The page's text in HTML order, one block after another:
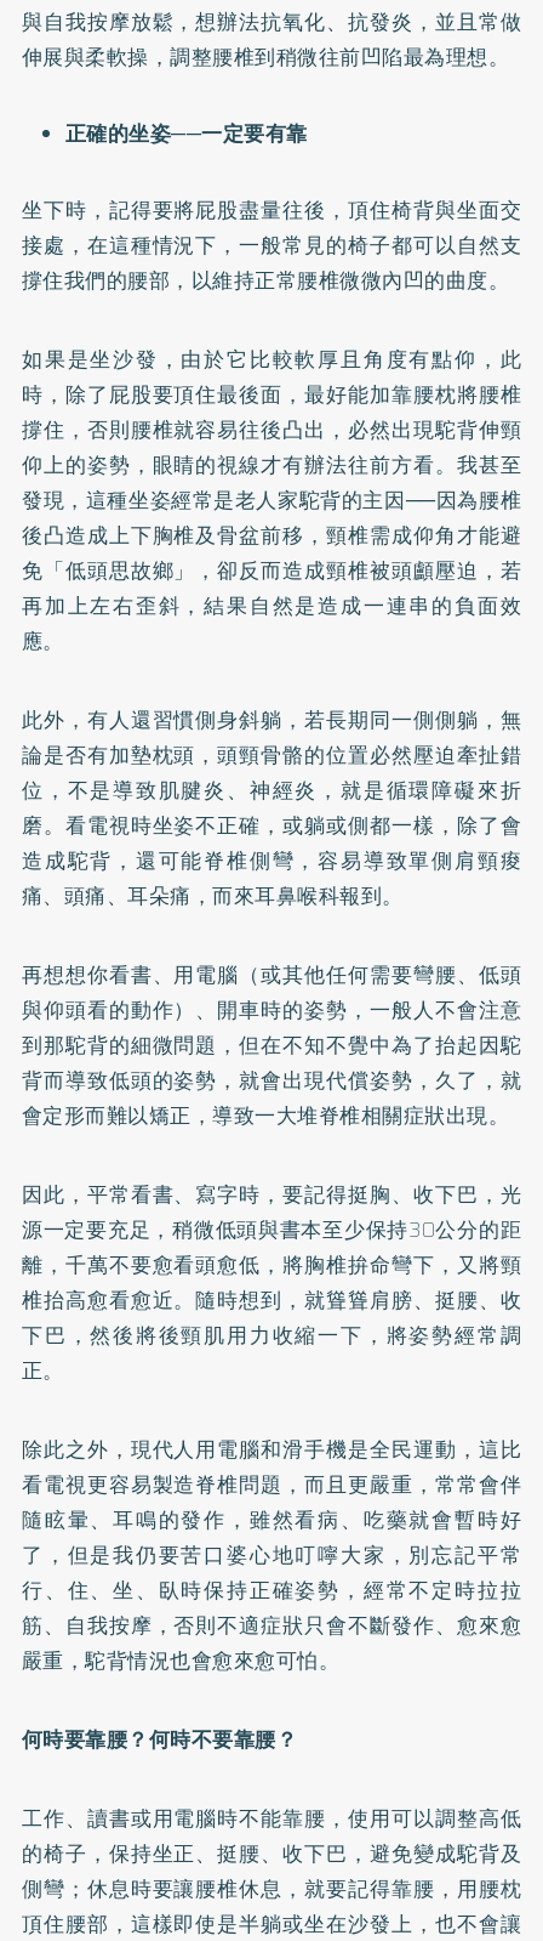
與自我按摩放鬆，想辦法抗氧化、抗發炎，並且常做
伸展與柔軟操，調整腰椎到稍微往前凹陷最為理想。
正確的坐姿──一定要有靠
坐下時，記得要將屁股盡量往後，頂住椅背與坐面交
接處，在這種情況下，一般常見的椅子都可以自然支
撐住我們的腰部，以維持正常腰椎微微內凹的曲度。
如果是坐沙發，由於它比較軟厚且角度有點仰，此
時，除了屁股要頂住最後面，最好能加靠腰枕將腰椎
撐住，否則腰椎就容易往後凸出，必然出現駝背伸頸
仰上的姿勢，眼睛的視線才有辦法往前方看。我甚至
發現，這種坐姿經常是老人家駝背的主因──因為腰椎
後凸造成上下胸椎及骨盆前移，頸椎需成仰角才能避
免「低頭思故鄉」，卻反而造成頸椎被頭顱壓迫，若
再加上左右歪斜，結果自然是造成一連串的負面效
應。
此外，有人還習慣側身斜躺，若長期同一側側躺，無
論是否有加墊枕頭，頭頸骨骼的位置必然壓迫牽扯錯
位，不是導致肌腱炎、神經炎，就是循環障礙來折
磨。看電視時坐姿不正確，或躺或側都一樣，除了會
造成駝背，還可能脊椎側彎，容易導致單側肩頸痠
痛、頭痛、耳朵痛，而來耳鼻喉科報到。
再想想你看書、用電腦（或其他任何需要彎腰、低頭
與仰頭看的動作）、開車時的姿勢，一般人不會注意
到那駝背的細微問題，但在不知不覺中為了抬起因駝
背而導致低頭的姿勢，就會出現代償姿勢，久了，就
會定形而難以矯正 ，導致一大堆脊椎相關症狀出現。
因此，平常看書、寫字時，要記得挺胸、收下巴，光
源一定要充足，稍微低頭與書本至少保持30公分的距
離，千萬不要愈看頭愈低，將胸椎拚命彎下，又將頸
椎抬高愈看愈近。隨時想到，就聳聳肩膀、挺腰、收
下巴，然後將後頸肌用力收縮一下，將姿勢經常調
正。
除此之外，現代人用電腦和滑手機是全民運動，這比
看電視更容易製造脊椎問題，而且更嚴重，常常會伴
隨眩暈、耳鳴的發作，雖然看病、吃藥就會暫時好
了，但是我仍要苦口婆心地叮嚀大家，別忘記平常
行、住、坐、臥時保持正確姿勢，經常不定時拉拉
筋、自我按摩，否則不適症狀只會不斷發作、愈來愈
嚴重，駝背情況也會愈來愈可怕。
何時要靠腰？何時不要靠腰？
工作、讀書或用電腦時不能靠腰，使用可以調整高低
的椅子，保持坐正、挺腰、收下巴，避免變成駝背及
側彎；休息時要讓腰椎休息，就要記得靠腰，用腰枕
頂住腰部，這樣即使是半躺或坐在沙發上，也不會讓